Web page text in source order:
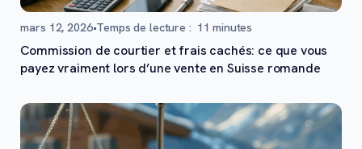
mars 12, 2026•Temps de lecture : 11 minutes
Commission de courtier et frais cachés: ce que vous
payez vraiment lors d’une vente en Suisse romande